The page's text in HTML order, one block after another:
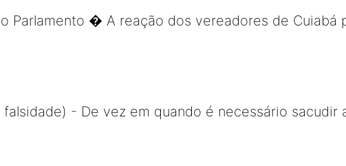
Parlamento � A reação dos vereadores de Cuiabá
- De vez em quando é necessário sacudir